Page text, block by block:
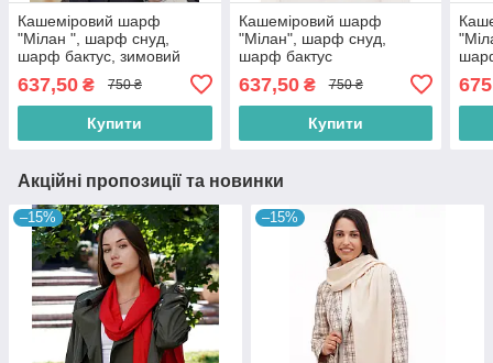
Кашеміровий шарф
"Мілан ", шарф снуд,
шарф бактус, зимовий
жіночий шарф
637,50 ₴ 750 ₴
Купити
Кашеміровий шарф
"Мілан", шарф снуд,
шарф бактус
637,50₴ 750 ₴
Купити
675
Акційні пропозиції та новинки
–15% –15%